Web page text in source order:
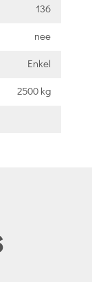
136
nee
Enkel
2500 kg